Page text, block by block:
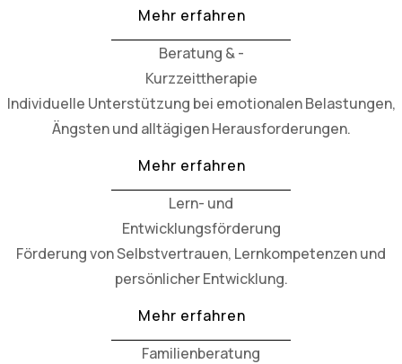
Mehr erfahren
Beratung & -
Kurzzeittherapie
Individuelle Unterstützung bei emotionalen Belastungen,
Ängsten und alltägigen Herausforderungen.
Mehr erfahren
Lern- und
Entwicklungsförderung
Förderung von Selbstvertrauen, Lernkompetenzen und
persönlicher Entwicklung.
Mehr erfahren
Familienberatung